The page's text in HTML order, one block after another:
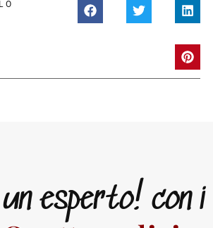
esperto! con i